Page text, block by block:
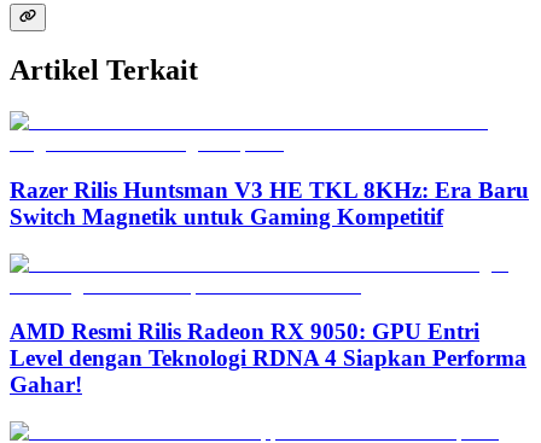
Artikel Terkait
Razer Rilis Huntsman V3 HE TKL 8KHz: Era Baru
Switch Magnetik untuk Gaming Kompetitif
AMD Resmi Rilis Radeon RX 9050: GPU Entri
Level dengan Teknologi RDNA 4 Siapkan Performa
Gahar!